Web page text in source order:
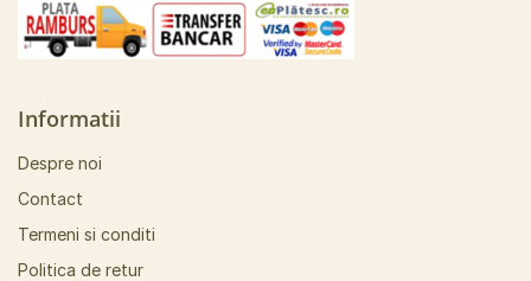
Informatii
Despre noi
Contact
Termeni si conditi
Politica de retur